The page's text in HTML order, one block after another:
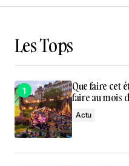
Les Tops
Que faire cet
faire au mois
Actu